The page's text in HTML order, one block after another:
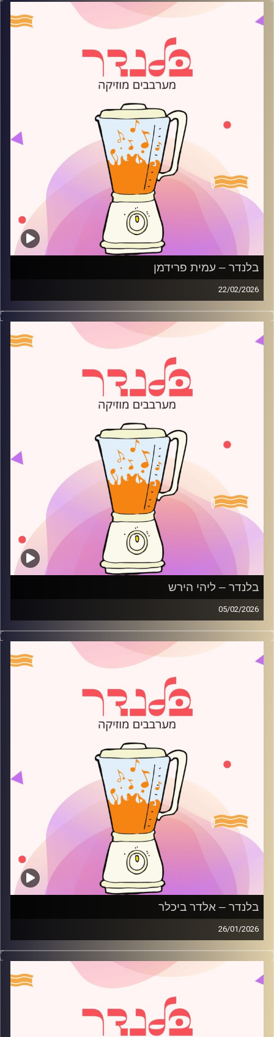
קרדיט תמונות: AudioVersity
בלנדר – עמית פרידמן
22/02/2026
מוזיקה רגועה לפתוח איתה את הבוקר בהגשת עמית פרידמן
קרדיט תמונות:
AudioVersity
בלנדר – ליהי הירש
05/02/2026
מוזיקה רגועה לפתוח איתה את הבוקר בהגשת ליהי הירש
קרדיט תמונות:
AudioVersity
בלנדר – אלדר ביכלר
26/01/2026
מוזיקה רגועה לפתוח איתה את הבוקר בהגשת אלדר ביכלר
קרדיט תמונות:
AudioVersity